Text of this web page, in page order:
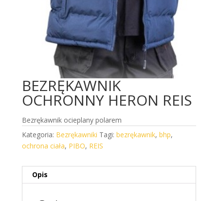
BEZRĘKAWNIK
OCHRONNY HERON REIS
Bezrękawnik ocieplany polarem
Kategoria: Bezrękawniki Tagi: bezrękawnik, bhp,
ochrona ciała, PIBO, REIS
Opis